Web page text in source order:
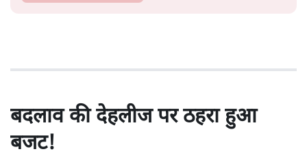
बदलाव की देहलीज पर ठहरा हुआ
बजट!